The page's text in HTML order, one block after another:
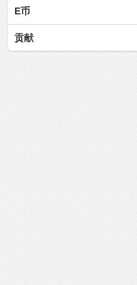
E币
贡献